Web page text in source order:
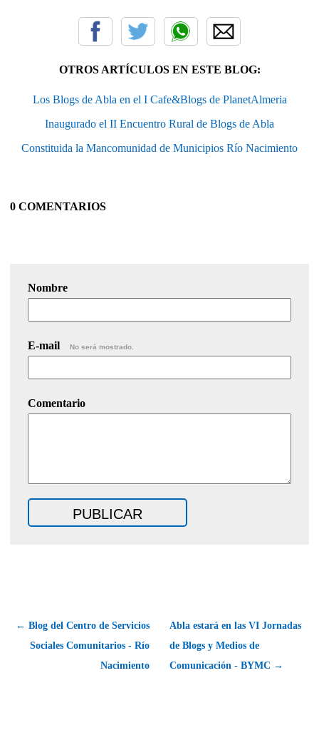
OTROS ARTÍCULOS EN ESTE BLOG:
Los Blogs de Abla en el I Cafe&Blogs de PlanetAlmeria
Inaugurado el II Encuentro Rural de Blogs de Abla
Constituida la Mancomunidad de Municipios Río Nacimiento
0 COMENTARIOS
Nombre
E-mail No será mostrado.
Comentario
← Blog del Centro de Servicios
Sociales Comunitarios - Río
Nacimiento
Abla estará en las VI Jornadas
de Blogs y Medios de
Comunicación - BYMC →